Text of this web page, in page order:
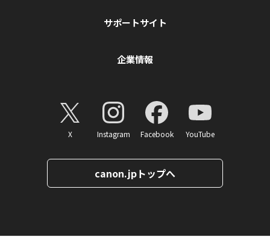
サポートサイト
企業情報
X Instagram Facebook YouTube
canon.jpトップへ